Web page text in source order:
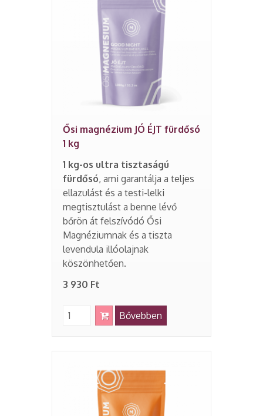
Ősi magnézium JÓ ÉJT fürdősó
1 kg
1 kg-os ultra tisztaságú
fürdősó, ami garantálja a teljes
ellazulást és a testi-lelki
megtisztulást a benne lévő
bőrön át felszívódó Ősi
Magnéziumnak és a tiszta
levendula illóolajnak
köszönhetően.
3 930 Ft
Bővebben